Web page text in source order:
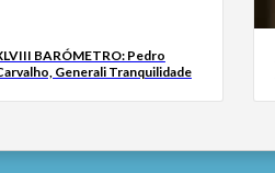
BARÓMETRO: Pedro
Generali Tranquilidade